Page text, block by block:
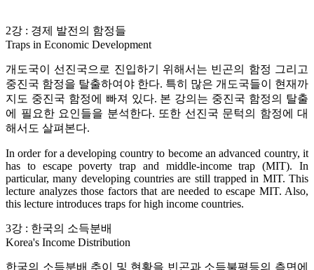
2강 : 경제 발전의 함정들
Traps in Economic Development
개도국이 선진국으로 진입하기 위해서는 빈곤의 함정 그리고
중진국 함정을 탈출하여야 한다. 특히 많은 개도국들이 현재까
지도 중진국 함정에 빠져 있다. 본 강의는 중진국 함정의 탈출
에 필요한 요인들을 분석한다. 또한 선진국 문턱의 함정에 대
해서도 살펴본다.
In order for a developing country to become an advanced country, it
has to escape poverty trap and middle-income trap (MIT). In
particular, many developing countries are still trapped in MIT. This
lecture analyzes those factors that are needed to escape MIT. Also,
this lecture introduces traps for high income countries.
3강 : 한국의 소득분배
Korea's Income Distribution
한국의 소득분배 추이 및 현황을 빈곤과 소득불평등의 측면에